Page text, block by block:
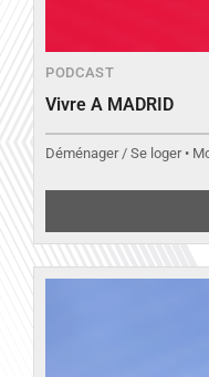
PODCAST
Vivre A MADRID
Déménager / Se loger •